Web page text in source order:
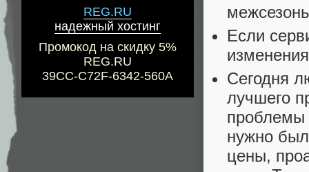
REG.RU
надежный хостинг
Промокод на скидку 5%
REG.RU
39CC-C72F-6342-560A
Если
Сегодня
лучшего
проблемы
нужно
цены,